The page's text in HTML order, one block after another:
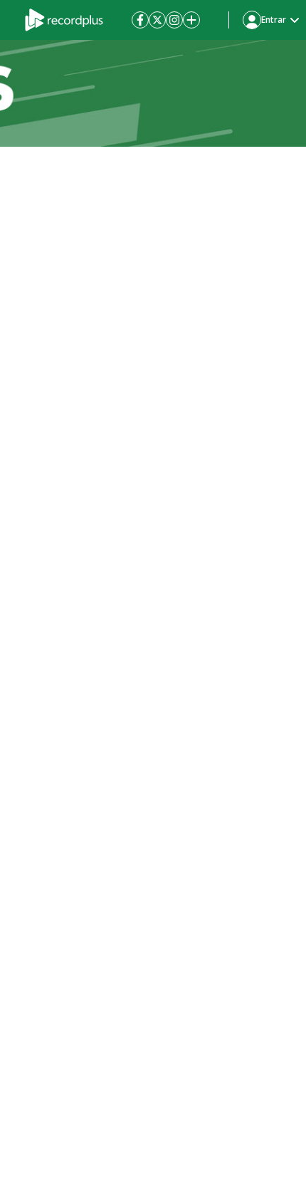
Entrar